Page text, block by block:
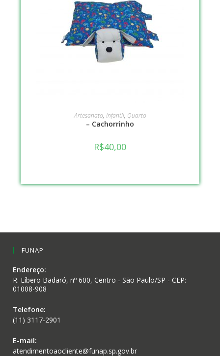
VER OPÇÕES
Artesanato, Infantil, Quarto
– Cachorrinho
R$40,00
FUNAP
Endereço:
R. Líbero Badaró, nº 600, Centro - São Paulo/SP - CEP:
01008-908
Telefone:
(11) 3117-2901
E-mail:
atendimentoaocliente@funap.sp.gov.br